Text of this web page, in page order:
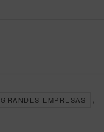
GRANDES EMPRESAS ,